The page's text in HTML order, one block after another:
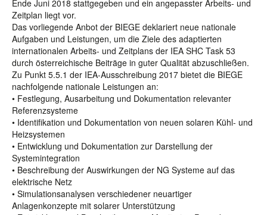
Ende Juni 2018 stattgegeben und ein angepasster Arbeits- und
Zeitplan liegt vor.
Das vorliegende Anbot der BIEGE deklariert neue nationale
Aufgaben und Leistungen, um die Ziele des adaptierten
internationalen Arbeits- und Zeitplans der IEA SHC Task 53
durch österreichische Beiträge in guter Qualität abzuschließen.
Zu Punkt 5.5.1 der IEA-Ausschreibung 2017 bietet die BIEGE
nachfolgende nationale Leistungen an:
• Festlegung, Ausarbeitung und Dokumentation relevanter
Referenzsysteme
• Identifikation und Dokumentation von neuen solaren Kühl- und
Heizsystemen
• Entwicklung und Dokumentation zur Darstellung der
Systemintegration
• Beschreibung der Auswirkungen der NG Systeme auf das
elektrische Netz
• Simulationsanalysen verschiedener neuartiger
Anlagenkonzepte mit solarer Unterstützung